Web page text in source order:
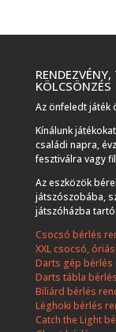
KÖLCSÖNZÉS
Az önfeledt játék
Kínálunk
családi napra,
fesztiválra vagy
Az eszközök
játszószobába,
játszóházba
Csocsó bérlés
XXL csocsó,
Darts gép bérlés
Darts tábla
Biliárd bérlés
Léghoki bérlés
Catch the Light